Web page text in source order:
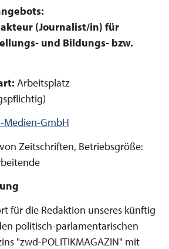
(Journalist/in) für
und Bildungs- bzw.
Arbeitsplatz
Medien-GmbH
Zeitschriften, Betriebsgröße:
für die Redaktion unseres künftig
politisch-parlamentarischen
"zwd-POLITIKMAGAZIN" mit